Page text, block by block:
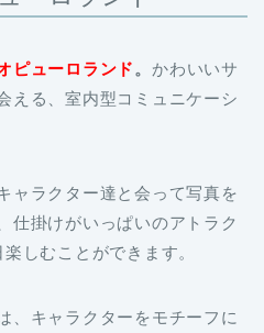
ピューロランド。かわいいサ
ャラクター達と会って写真を
しむことができます。
、キャラクターをモチーフに
ので、是非食べてみてくださ